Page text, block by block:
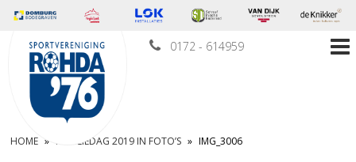
0172 - 614959
HOME » FAMILIEDAG 2019 IN FOTO’S » IMG_3006